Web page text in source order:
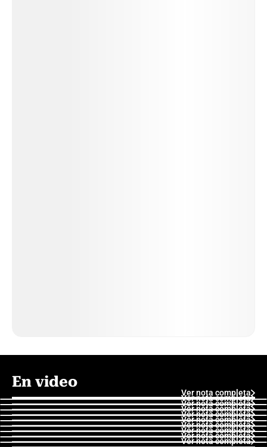
En video
Ver nota completa
Ver nota completa
Ver nota completa
Ver nota completa
Ver nota completa
Ver nota completa
Ver nota completa
Ver nota completa
Ver nota completa
Ver nota completa